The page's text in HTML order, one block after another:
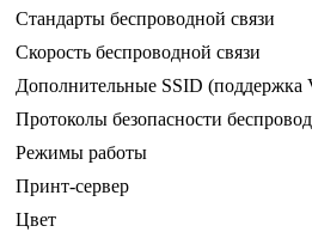
Стандарты беспроводной связи
Скорость беспроводной связи
Дополнительные SSID
Протоколы безопасности
Режимы работы
Принт-сервер
Цвет